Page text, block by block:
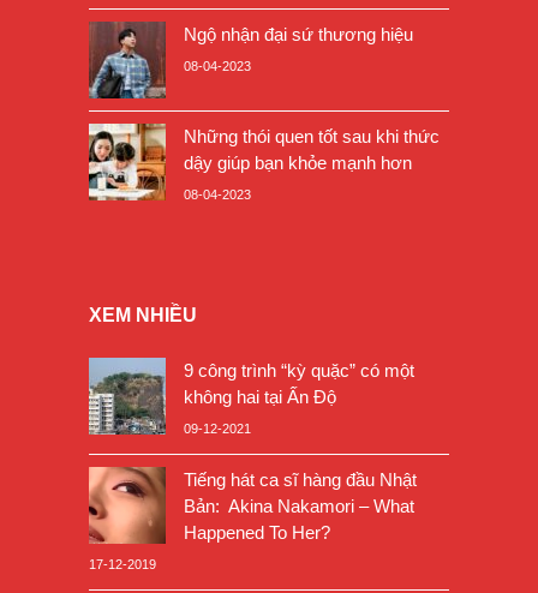
Ngộ nhận đại sứ thương hiệu
08-04-2023
Những thói quen tốt sau khi thức
dậy giúp bạn khỏe mạnh hơn
08-04-2023
XEM NHIỀU
9 công trình “kỳ quặc” có một
không hai tại Ấn Độ
09-12-2021
Tiếng hát ca sĩ hàng đầu Nhật
Bản: Akina Nakamori – What
Happened To Her?
17-12-2019